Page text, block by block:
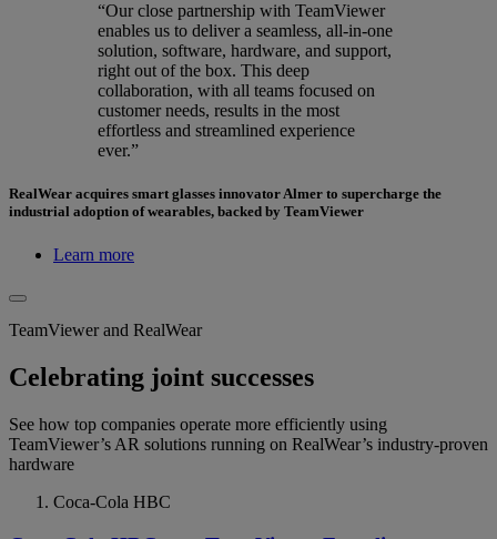
“Our close partnership with TeamViewer
enables us to deliver a seamless, all-in-one
solution, software, hardware, and support,
right out of the box. This deep
collaboration, with all teams focused on
customer needs, results in the most
effortless and streamlined experience
ever.”
RealWear acquires smart glasses innovator Almer to supercharge the
industrial adoption of wearables, backed by TeamViewer
Learn more
TeamViewer and RealWear
Celebrating joint successes
See how top companies operate more efficiently using
TeamViewer’s AR solutions running on RealWear’s industry-proven
hardware
Coca-Cola HBC